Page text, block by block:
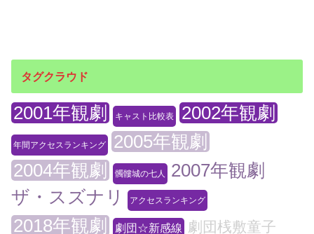
タグクラウド
2001年観劇 キャスト比較表 2002年観劇
年間アクセスランキング
2005年観劇
2004年観劇
髑髏城の七人
2007年観劇
ザ・スズナリ
アクセスランキング
2018年観劇 劇団☆新感線
劇団桟敷童子